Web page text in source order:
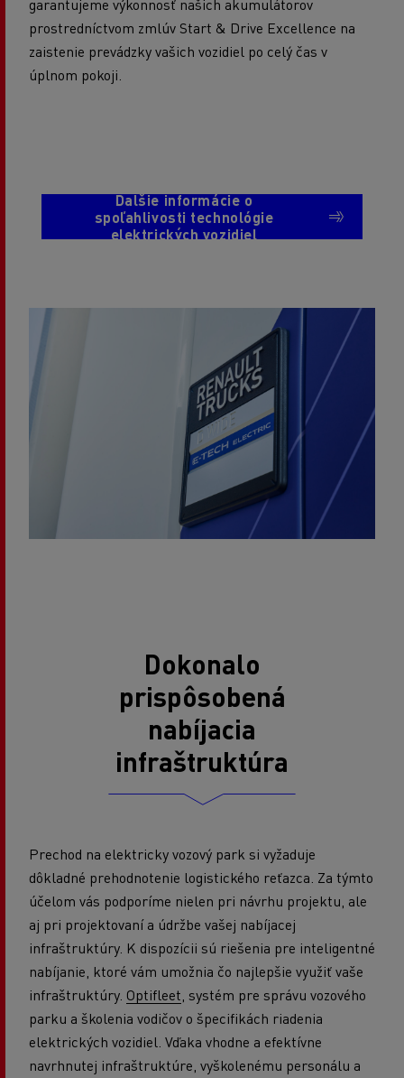
garantujeme výkonnosť našich akumulátorov
prostredníctvom zmlúv Start & Drive Excellence na
zaistenie prevádzky vašich vozidiel po celý čas v
úplnom pokoji.
Ďalšie informácie o
spoľahlivosti technológie
elektrických vozidiel
Dokonalo
prispôsobená
nabíjacia
infraštruktúra
Prechod na elektricky vozový park si vyžaduje
dôkladné prehodnotenie logistického reťazca. Za týmto
účelom vás podporíme nielen pri návrhu projektu, ale
aj pri projektovaní a údržbe vašej nabíjacej
infraštruktúry. K dispozícii sú riešenia pre inteligentné
nabíjanie, ktoré vám umožnia čo najlepšie využiť vaše
infraštruktúry. Optifleet, systém pre správu vozového
parku a školenia vodičov o špecifikách riadenia
elektrických vozidiel. Vďaka vhodne a efektívne
navrhnutej infraštruktúre, vyškolenému personálu a